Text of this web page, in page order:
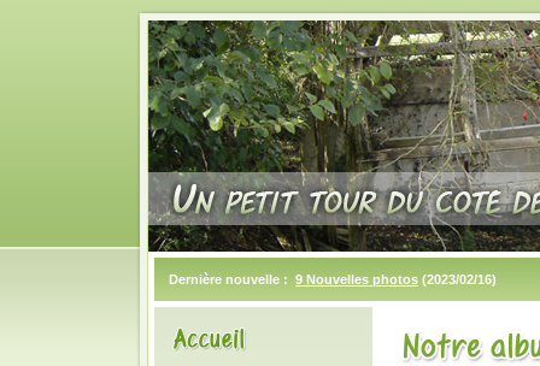
Dernière nouvelle : 9 Nouvelles photos (2023/02/16)